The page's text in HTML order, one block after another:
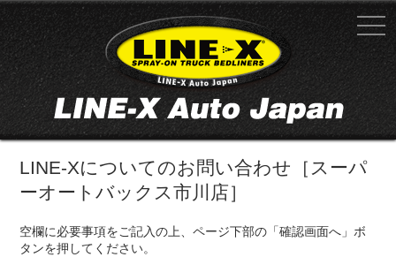
LINE-Xについてのお問い合わせ［スーパ
ーオートバックス市川店］
空欄に必要事項をご記入の上、ページ下部の「確認画面へ」ボ
タンを押してください。